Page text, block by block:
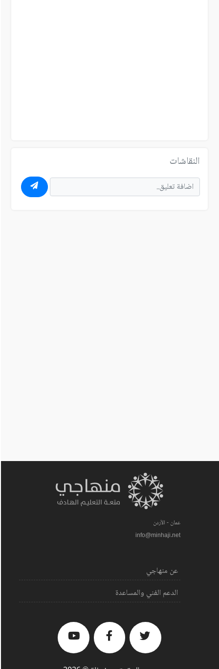
النقاشات
عمان - الأردن
info@minhaji.net
عن منهاجي
الدعم الفني والمساعدة